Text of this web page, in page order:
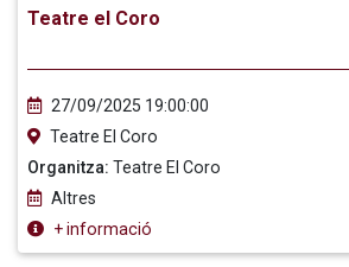
Teatre el Coro
27/09/2025 19:00:00
Teatre El Coro
Organitza: Teatre El Coro
Altres
+ informació